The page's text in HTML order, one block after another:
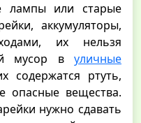
лампы или старые
аккумуляторы,
их нельзя
мусор в уличные
содержатся ртуть,
опасные вещества.
нужно сдавать